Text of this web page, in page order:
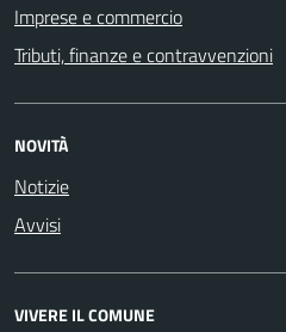
Imprese e commercio
Tributi, finanze e contravvenzioni
NOVITÀ
Notizie
Avvisi
VIVERE IL COMUNE